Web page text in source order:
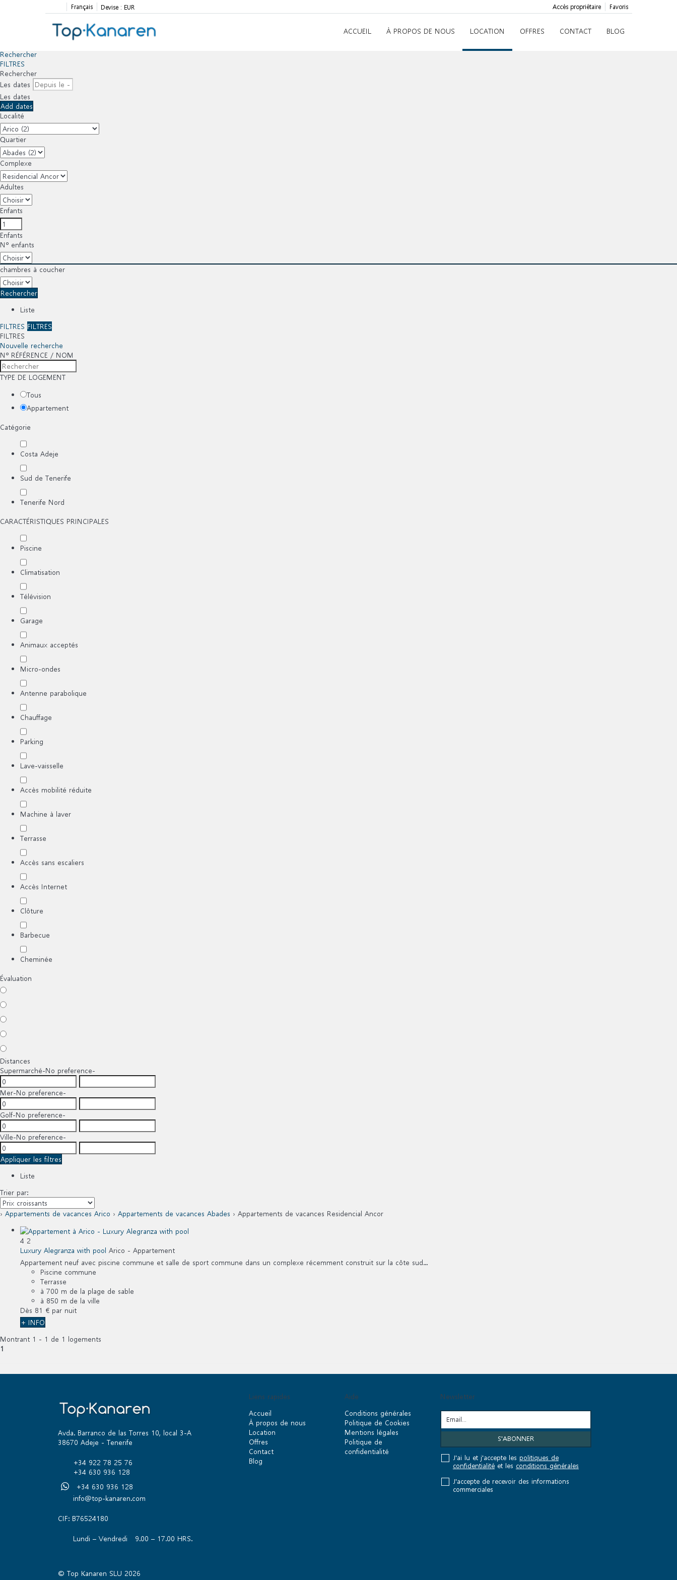
Français Devise : EUR Favoris
Accès propriétaire
ACCUEIL À PROPOS DE NOUS LOCATION OFFRES CONTACT BLOG
Rechercher
FILTRES
Rechercher
Les dates
Les dates
Add dates
Localité
Quartier
Complexe
Adultes
Enfants
Enfants
Nº enfants
chambres à coucher
Rechercher
Liste
FILTRES FILTRES
FILTRES
Nouvelle recherche
Nº RÉFÉRENCE / NOM
TYPE DE LOGEMENT
Tous
Appartement
Catégorie
Costa Adeje
Sud de Tenerife
Tenerife Nord
CARACTÉRISTIQUES PRINCIPALES
Piscine
Climatisation
Télévision
Garage
Animaux acceptés
Micro-ondes
Antenne parabolique
Chauffage
Parking
Lave-vaisselle
Accès mobilité réduite
Machine à laver
Terrasse
Accès sans escaliers
Accès Internet
Clôture
Barbecue
Cheminée
Évaluation
Distances
Supermarché-No preference-
Mer-No preference-
Golf-No preference-
Ville-No preference-
Appliquer les filtres
Liste
Trier par:
› Appartements de vacances Arico › Appartements de vacances Abades › Appartements de vacances Residencial Ancor
4 2
Luxury Alegranza with pool Arico - Appartement
Appartement neuf avec piscine commune et salle de sport commune dans un complexe récemment construit sur la côte sud...
Piscine commune
Terrasse
à 700 m de la plage de sable
à 850 m de la ville
Dès 81 € par nuit
+ INFO
Montrant 1 - 1 de 1 logements
1
Avda. Barranco de las Torres 10, local 3-A
38670 Adeje - Tenerife
+34 922 78 25 76
+34 630 936 128
+34 630 936 128
info@top-kanaren.com
CIF: B76524180
Lundi – Vendredi 9.00 – 17.00 HRS.
© Top Kanaren SLU 2026
Liens rapides
Accueil
À propos de nous
Location
Offres
Contact
Blog
Aide
Conditions générales
Politique de Cookies
Mentions légales
Politique de
confidentialité
Newsletter
J'ai lu et j'accepte les politiques de
confidentialitéet les conditions générales
J'accepte de recevoir des informations
commerciales